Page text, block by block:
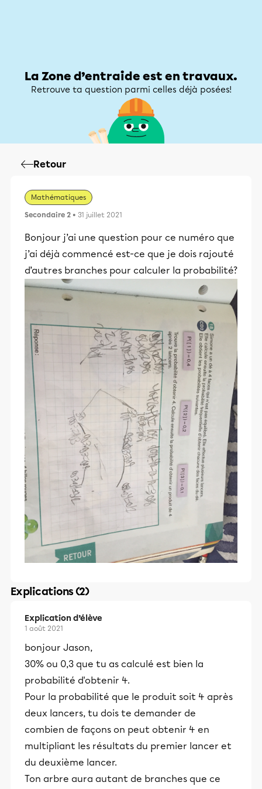
La Zone d’entraide est en travaux.
Retrouve ta question parmi celles déjà posées!
Retour
Mathématiques
Secondaire 2 • 31 juillet 2021
Bonjour j’ai une question pour ce numéro que
j’ai déjà commencé est-ce que je dois rajouté
d’autres branches pour calculer la probabilité?
Explications (2)
Explication d’élève
1 août 2021
bonjour Jason,
30% ou 0,3 que tu as calculé est bien la
probabilité d'obtenir 4.
Pour la probabilité que le produit soit 4 après
deux lancers, tu dois te demander de
combien de façons on peut obtenir 4 en
multipliant les résultats du premier lancer et
du deuxième lancer.
Ton arbre aura autant de branches que ce